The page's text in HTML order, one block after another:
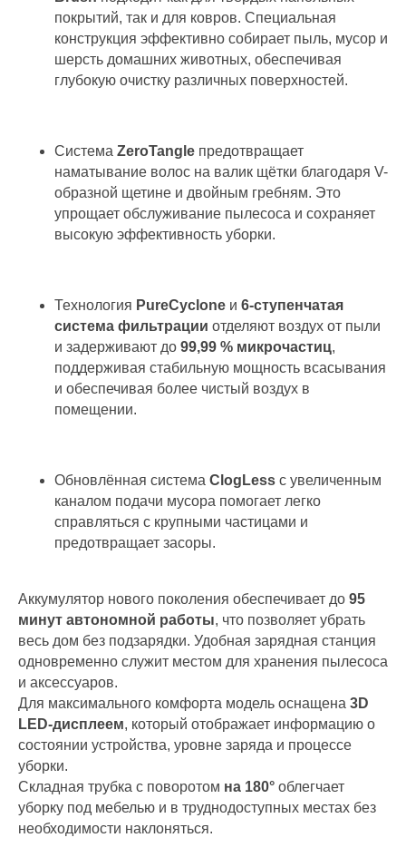
покрытий, так и для ковров. Специальная
конструкция эффективно собирает пыль, мусор и
шерсть домашних животных, обеспечивая
глубокую очистку различных поверхностей.
Система ZeroTangle предотвращает
наматывание волос на валик щётки благодаря V-
образной щетине и двойным гребням. Это
упрощает обслуживание пылесоса и сохраняет
высокую эффективность уборки.
Технология PureCyclone и 6-ступенчатая
система фильтрации отделяют воздух от пыли
и задерживают до 99,99 % микрочастиц,
поддерживая стабильную мощность всасывания
и обеспечивая более чистый воздух в
помещении.
Обновлённая система ClogLess с увеличенным
каналом подачи мусора помогает легко
справляться с крупными частицами и
предотвращает засоры.
Аккумулятор нового поколения обеспечивает до 95
минут автономной работы, что позволяет убрать
весь дом без подзарядки. Удобная зарядная станция
одновременно служит местом для хранения пылесоса
и аксессуаров.
Для максимального комфорта модель оснащена 3D
LED-дисплеем, который отображает информацию о
состоянии устройства, уровне заряда и процессе
уборки.
Складная трубка с поворотом на 180° облегчает
уборку под мебелью и в труднодоступных местах без
необходимости наклоняться.
Связаться по электронной почте
+7 (925) 008 32 78
Позвоните нам
Понедельник-пятница, с 9:00 до 18:00
Обслуживание клиентов